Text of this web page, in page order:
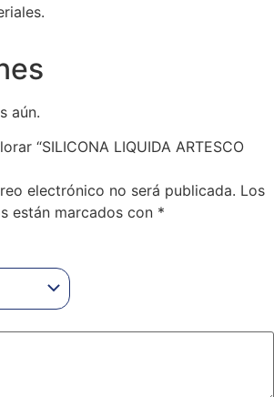
aún.
“SILICONA LIQUIDA ARTESCO
electrónico no será publicada. Los
están marcados con *